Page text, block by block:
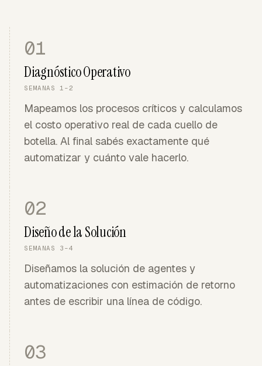
01
Diagnóstico Operativo
SEMANAS 1–2
Mapeamos los procesos críticos y calculamos
el costo operativo real de cada cuello de
botella. Al final sabés exactamente qué
automatizar y cuánto vale hacerlo.
02
Diseño de la Solución
SEMANAS 3–4
Diseñamos la solución de agentes y
automatizaciones con estimación de retorno
antes de escribir una línea de código.
03